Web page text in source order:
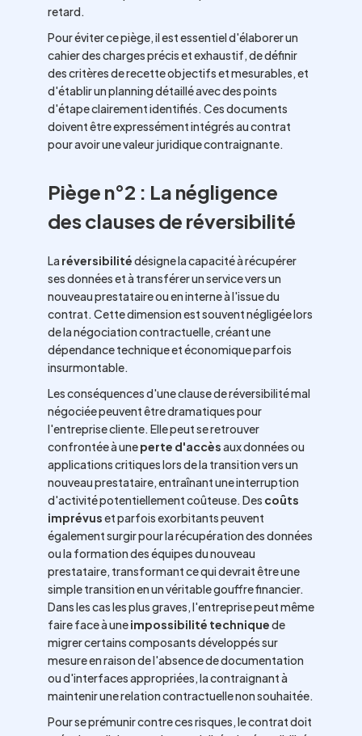
retard.
Pour éviter ce piège, il est essentiel d'élaborer un
cahier des charges précis et exhaustif, de définir
des critères de recette objectifs et mesurables, et
d'établir un planning détaillé avec des points
d'étape clairement identifiés. Ces documents
doivent être expressément intégrés au contrat
pour avoir une valeur juridique contraignante.
Piège n°2 : La négligence
des clauses de réversibilité
La réversibilitédésigne la capacité à récupérer
ses données et à transférer un service vers un
nouveau prestataire ou en interne à l'issue du
contrat. Cette dimension est souvent négligée lors
de la négociation contractuelle, créant une
dépendance technique et économique parfois
insurmontable.
Les conséquences d'une clause de réversibilité mal
négociée peuvent être dramatiques pour
l'entreprise cliente. Elle peut se retrouver
confrontée à uneperte d'accèsaux données ou
applications critiques lors de la transition vers un
nouveau prestataire, entraînant une interruption
d'activité potentiellement coûteuse. Des coûts
imprévuset parfois exorbitants peuvent
également surgir pour la récupération des données
ou la formation des équipes du nouveau
prestataire, transformant ce qui devrait être une
simple transition en un véritable gouffre financier.
Dans les cas les plus graves, l'entreprise peut même
faire face à uneimpossibilité techniquede
migrer certains composants développés sur
mesure en raison de l'absence de documentation
ou d'interfaces appropriées, la contraignant à
maintenir une relation contractuelle non souhaitée.
Pour se prémunir contre ces risques, le contrat doit